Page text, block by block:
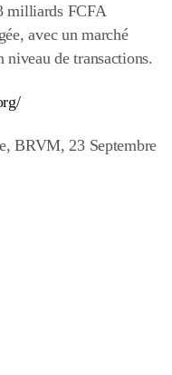
milliards FCFA
avec un marché
niveau de transactions.
BRVM, 23 Septembre